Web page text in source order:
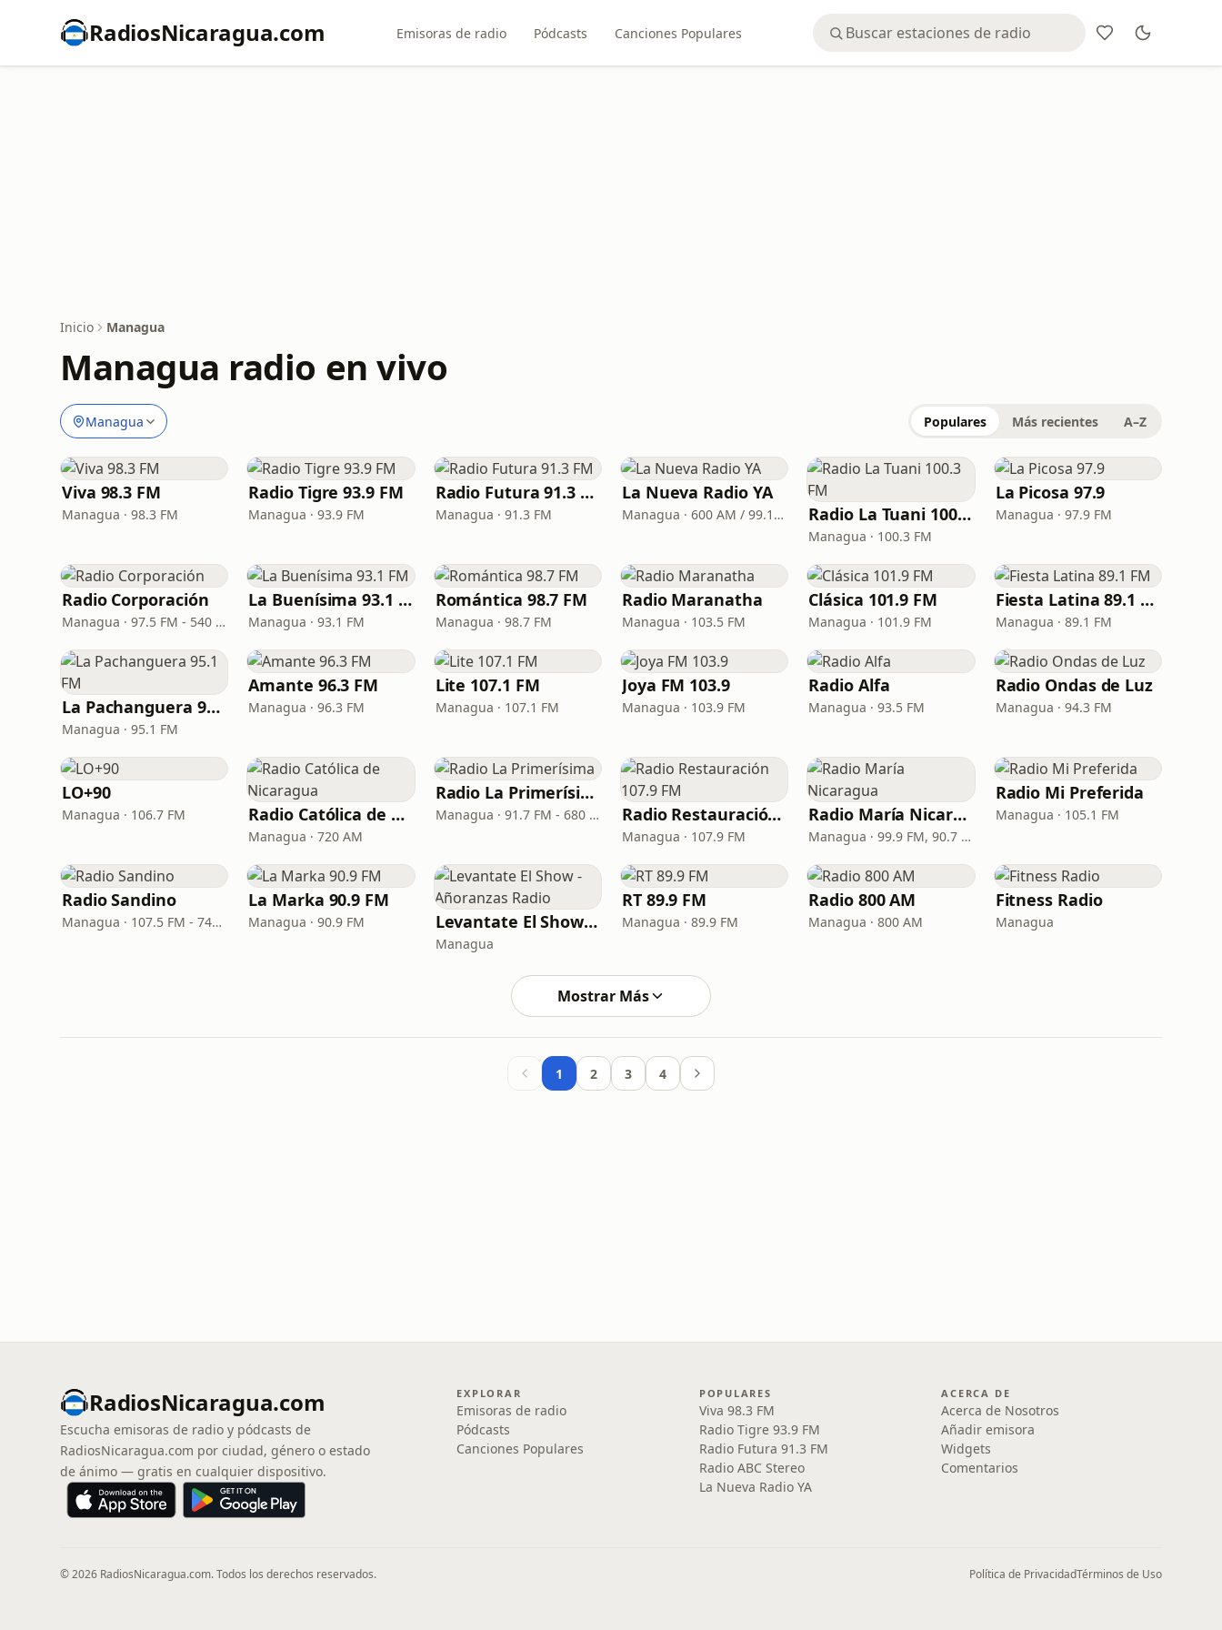
RadiosNicaragua.com Emisoras de radio Pódcasts Canciones Populares
Inicio Managua
Managua radio en vivo
Managua Populares Más recientes A–Z
Viva 98.3 FM
Managua · 98.3 FM
Radio Tigre 93.9 FM
Managua · 93.9 FM
Radio Futura 91.3 FM
Managua · 91.3 FM
La Nueva Radio YA
Managua · 600 AM / 99.1 FM Radio La Tuani 100.3 FM
Managua · 100.3 FM
La Picosa 97.9
Managua · 97.9 FM
Radio Corporación
Managua · 97.5 FM - 540 AM
La Buenísima 93.1 FM
Managua · 93.1 FM
Romántica 98.7 FM
Managua · 98.7 FM
Radio Maranatha
Managua · 103.5 FM
Clásica 101.9 FM
Managua · 101.9 FM
Fiesta Latina 89.1 FM
Managua · 89.1 FM
La Pachanguera 95.1 FM
Managua · 95.1 FM
Amante 96.3 FM
Managua · 96.3 FM
Lite 107.1 FM
Managua · 107.1 FM
Joya FM 103.9
Managua · 103.9 FM
Radio Alfa
Managua · 93.5 FM
Radio Ondas de Luz
Managua · 94.3 FM
LO+90
Managua · 106.7 FM Radio Católica de Nicaragua
Managua · 720 AM
Radio La Primerísima
Managua · 91.7 FM - 680 AM Radio Restauración 107.9 FM
Managua · 107.9 FM
Radio María Nicaragua
Managua · 99.9 FM, 90.7 FM, 1400 AM
Radio Mi Preferida
Managua · 105.1 FM
Radio Sandino
Managua · 107.5 FM - 740 AM
La Marka 90.9 FM
Managua · 90.9 FM Levantate El Show - Añoranzas Radio
Managua
RT 89.9 FM
Managua · 89.9 FM
Radio 800 AM
Managua · 800 AM
Fitness Radio
Managua
Mostrar Más
1 2 3 4
RadiosNicaragua.com
Escucha emisoras de radio y pódcasts de
RadiosNicaragua.com por ciudad, género o estado
de ánimo — gratis en cualquier dispositivo.
EXPLORAR
Emisoras de radio
Pódcasts
Canciones Populares
POPULARES
Viva 98.3 FM
Radio Tigre 93.9 FM
Radio Futura 91.3 FM
Radio ABC Stereo
La Nueva Radio YA
ACERCA DE
Acerca de Nosotros
Añadir emisora
Widgets
Comentarios
© 2026 RadiosNicaragua.com. Todos los derechos reservados. Política de PrivacidadTérminos de Uso